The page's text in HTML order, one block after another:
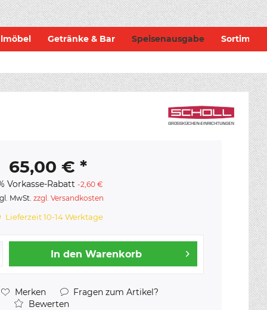
Getränke & Bar Speisenausgabe
65,00 € *
Vorkasse-Rabatt-2,60 €
MwSt. zzgl. Versandkosten
Lieferzeit 10-14 Werktage
In den Warenkorb
Merken
Fragen zum Artikel?
Bewerten